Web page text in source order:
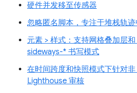
硬件并发移至传感器
忽略匿名脚本，专注于堆栈轨
元素 > 样式：支持网格叠加层
sideways-* 书写模式
在时间跨度和快照模式下针对
Lighthouse 审核